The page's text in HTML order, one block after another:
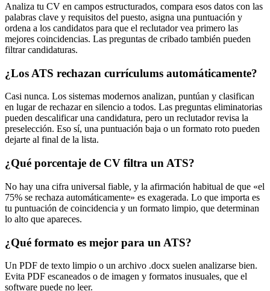
Analiza tu CV en campos estructurados, compara esos datos con las
palabras clave y requisitos del puesto, asigna una puntuación y
ordena a los candidatos para que el reclutador vea primero las
mejores coincidencias. Las preguntas de cribado también pueden
filtrar candidaturas.
¿Los ATS rechazan currículums automáticamente?
Casi nunca. Los sistemas modernos analizan, puntúan y clasifican
en lugar de rechazar en silencio a todos. Las preguntas eliminatorias
pueden descalificar una candidatura, pero un reclutador revisa la
preselección. Eso sí, una puntuación baja o un formato roto pueden
dejarte al final de la lista.
¿Qué porcentaje de CV filtra un ATS?
No hay una cifra universal fiable, y la afirmación habitual de que «el
75% se rechaza automáticamente» es exagerada. Lo que importa es
tu puntuación de coincidencia y un formato limpio, que determinan
lo alto que apareces.
¿Qué formato es mejor para un ATS?
Un PDF de texto limpio o un archivo .docx suelen analizarse bien.
Evita PDF escaneados o de imagen y formatos inusuales, que el
software puede no leer.